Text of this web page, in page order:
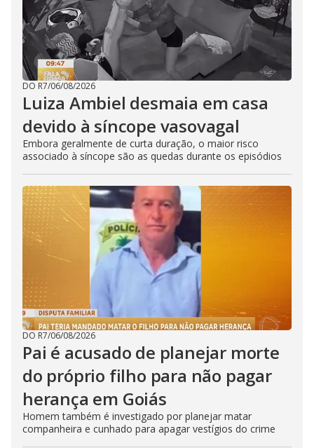
DO R7/06/08/2026
Luiza Ambiel desmaia em casa
devido à síncope vasovagal
Embora geralmente de curta duração, o maior risco
associado à síncope são as quedas durante os episódios
DO R7/06/08/2026
Pai é acusado de planejar morte
do próprio filho para não pagar
herança em Goiás
Homem também é investigado por planejar matar
companheira e cunhado para apagar vestígios do crime